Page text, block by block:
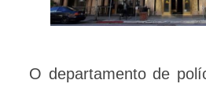
O departamento de